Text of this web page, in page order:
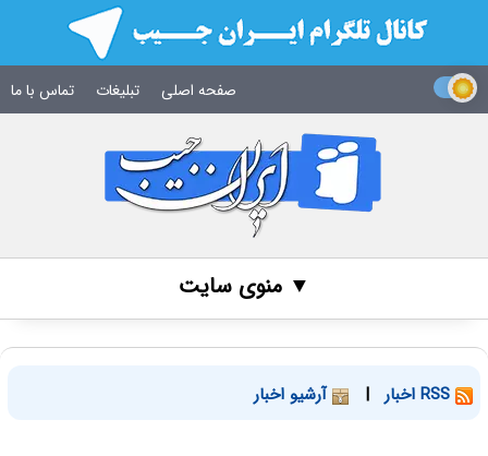
صفحه اصلی تبلیغات تماس با ما
▼ منوی سایت
| آرشیو اخبار